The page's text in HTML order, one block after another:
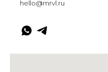
hello@mrvl.ru